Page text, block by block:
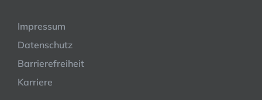
Impressum
Datenschutz
Barrierefreiheit
Karriere